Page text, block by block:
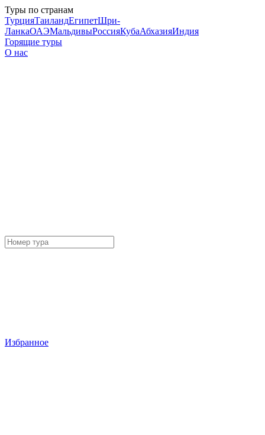
Туры по странам
ТурцияТаиландЕгипетШри-
ЛанкаОАЭМальдивыРоссияКубаАбхазияИндия
Горящие туры
О нас
Избранное